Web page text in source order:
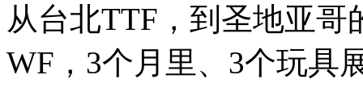
从台北TTF，到圣地亚哥
WF，3个月里、3个玩